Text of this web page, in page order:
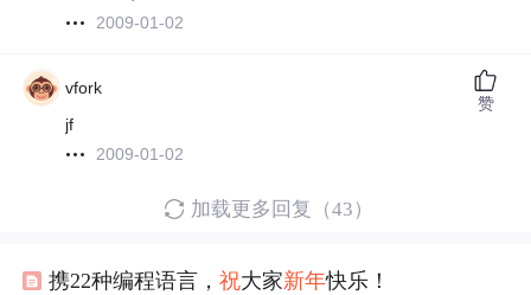
2009-01-02
vfork
jf
2009-01-02
赞
加载更多回复（43）
携22种编程语言，祝大家新年快乐！